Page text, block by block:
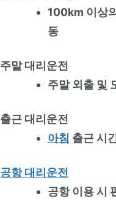
100km 이상
동
주말 대리운전
주말 외출 및
출근 대리운전
아침 출근 시
공항 대리운전
공항 이용 시